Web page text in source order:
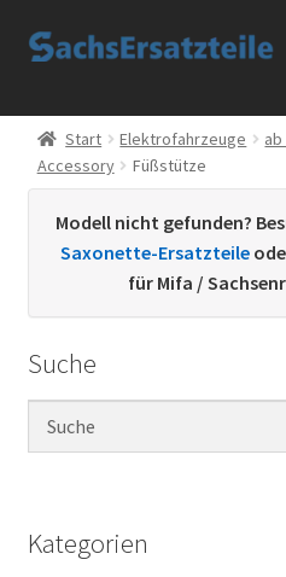
Zur
Zum
Start
AGB
Datenschutzerklärung
Kontakt
Sachs Ersatzteile
Über uns
Start Elektrofahrzeuge ab
Accessory
Füßstütze
Modell nicht gefunden?
Saxonette-Ersatzteile
für Mifa /
Suche
Kategorien